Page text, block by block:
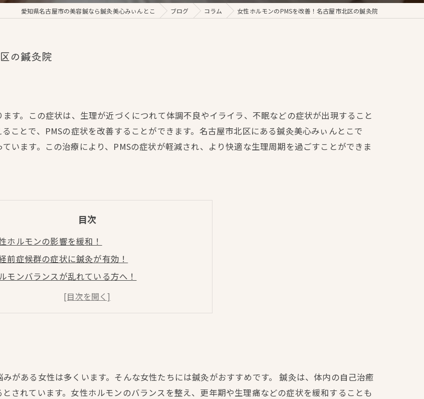
愛知県名古屋市の美容鍼なら鍼灸美心みぃんとこ ブログ コラム 女性ホルモンのPMSを改善！名古屋市北区の鍼灸院
の鍼灸院
す。この症状は、生理が近づくにつれて体調不良やイライラ、不眠などの症状が出現すること
ことで、PMSの症状を改善することができます。名古屋市北区にある鍼灸美心みぃんとこで
います。この治療により、PMSの症状が軽減され、より快適な生理周期を過ごすことができま
目次
ホルモンの影響を緩和！
前症候群の症状に鍼灸が有効！
モンバランスが乱れている方へ！
トレスや不眠に悩む方必見！
専門のスタッフが丁寧なカウンセリングを実施！
がある女性は多くいます。そんな女性たちには鍼灸がおすすめです。 鍼灸は、体内の自己治癒
されています。女性ホルモンのバランスを整え、更年期や生理痛などの症状を緩和することも